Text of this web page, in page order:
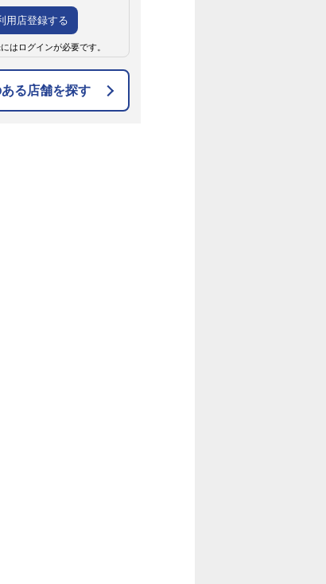
用店登録する
はログインが必要です。
る店舗を探す